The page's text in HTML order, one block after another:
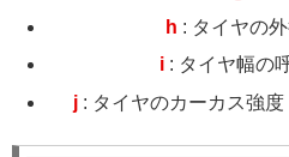
h : タイヤの
i : タイヤ幅の
j : タイヤのカーカス強度